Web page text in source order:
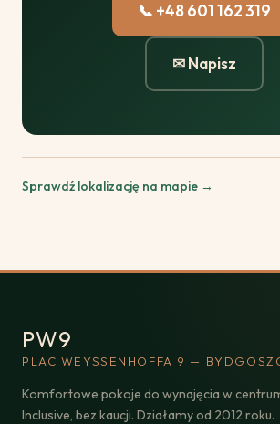
📞 +48 601 162 319
✉ Napisz
Sprawdź lokalizację na mapie →
PW9
PLAC WEYSSENHOFFA 9 —
Komfortowe pokoje do wynajęcia w
Inclusive, bez kaucji. Działamy od 2012 roku.